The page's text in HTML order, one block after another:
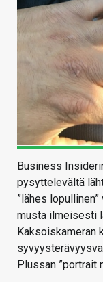
Business
pysyttelevältä
”lähes
musta ilmeisesti
Kaksoiskameran
Plussan ”portrait